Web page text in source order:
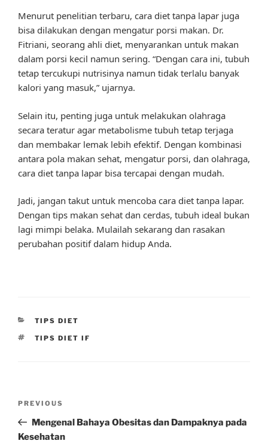
Menurut penelitian terbaru, cara diet tanpa lapar juga
bisa dilakukan dengan mengatur porsi makan. Dr.
Fitriani, seorang ahli diet, menyarankan untuk makan
dalam porsi kecil namun sering. “Dengan cara ini, tubuh
tetap tercukupi nutrisinya namun tidak terlalu banyak
kalori yang masuk,” ujarnya.
Selain itu, penting juga untuk melakukan olahraga
secara teratur agar metabolisme tubuh tetap terjaga
dan membakar lemak lebih efektif. Dengan kombinasi
antara pola makan sehat, mengatur porsi, dan olahraga,
cara diet tanpa lapar bisa tercapai dengan mudah.
Jadi, jangan takut untuk mencoba cara diet tanpa lapar.
Dengan tips makan sehat dan cerdas, tubuh ideal bukan
lagi mimpi belaka. Mulailah sekarang dan rasakan
perubahan positif dalam hidup Anda.
CATEGORIES
TIPS DIET
TAGS
TIPS DIET IF
Previous
Post
PREVIOUS
Mengenal Bahaya Obesitas dan Dampaknya pada
Kesehatan